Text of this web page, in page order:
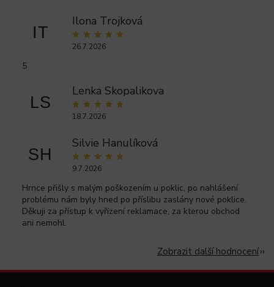
IT
Ilona Trojková
26.7.2026
5
LS
Lenka Skopalikova
18.7.2026
SH
Silvie Hanulíková
9.7.2026
Hrnce přišly s malým poškozením u poklic, po nahlášení
problému nám byly hned po příslibu zaslány nové poklice.
Děkuji za přístup k vyřízení reklamace, za kterou obchod
ani nemohl.
Zobrazit další hodnocení